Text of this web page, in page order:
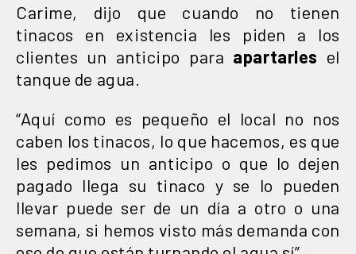
Carime, dijo que cuando no tienen
tinacos en existencia les piden a los
clientes un anticipo para apartarles el
tanque de agua.
“Aquí como es pequeño el local no nos
caben los tinacos, lo que hacemos, es que
les pedimos un anticipo o que lo dejen
pagado llega su tinaco y se lo pueden
llevar puede ser de un día a otro o una
semana, si hemos visto más demanda con